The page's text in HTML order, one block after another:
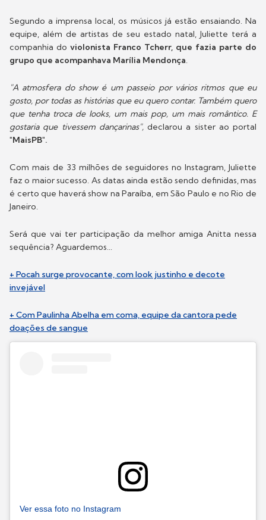
Segundo a imprensa local, os músicos já estão ensaiando. Na
equipe, além de artistas de seu estado natal, Juliette terá a
companhia do violonista Franco Tcherr, que fazia parte do
grupo que acompanhava Marília Mendonça.
"A atmosfera do show é um passeio por vários ritmos que eu
gosto, por todas as histórias que eu quero contar. Também quero
que tenha troca de looks, um mais pop, um mais romântico. E
gostaria que tivessem dançarinas", declarou a sister ao portal
"MaisPB".
Com mais de 33 milhões de seguidores no Instagram, Juliette
faz o maior sucesso. As datas ainda estão sendo definidas, mas
é certo que haverá show na Paraíba, em São Paulo e no Rio de
Janeiro.
Será que vai ter participação da melhor amiga Anitta nessa
sequência? Aguardemos...
+ Pocah surge provocante, com look justinho e decote
invejável
+ Com Paulinha Abelha em coma, equipe da cantora pede
doações de sangue
Ver essa foto no Instagram